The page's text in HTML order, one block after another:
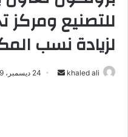
للتصنيع ومركز
لزيادة نسب
khaled ali 24 ديسمبر، 2019